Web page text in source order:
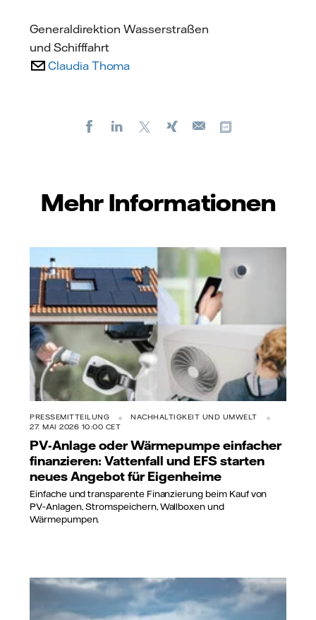
Generaldirektion Wasserstraßen
und Schifffahrt
Claudia Thoma
FacebookLinkedIn Xing
E-
Mehr Informationen
PRESSEMITTEILUNG
NACHHALTIGKEIT UND UMWELT
27. MAI 2026 10:00 CET
PV-Anlage oder Wärmepumpe einfacher
finanzieren: Vattenfall und EFS starten
neues Angebot für Eigenheime
Einfache und transparente Finanzierung beim Kauf von
PV‑Anlagen, Stromspeichern, Wallboxen und
Wärmepumpen.